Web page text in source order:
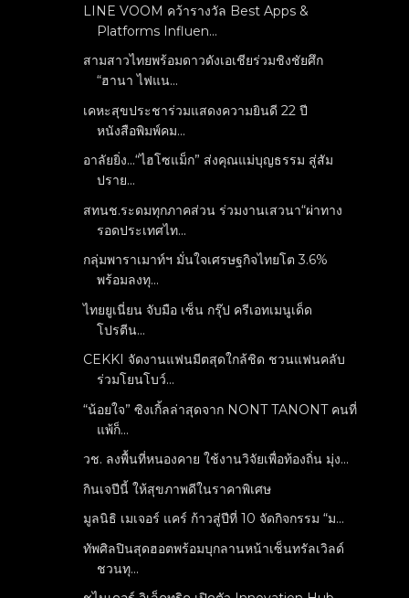
LINE VOOM คว้ารางวัล Best Apps &
Platforms Influen...
สามสาวไทยพร้อมดาวดังเอเชียร่วมชิงชัยศึก
“ฮานา ไฟแน...
เคหะสุขประชาร่วมแสดงความยินดี 22 ปี
หนังสือพิมพ์คม...
อาลัยยิ่ง...“ไฮโซแม็ก” ส่งคุณแม่บุญธรรม สู่สัม
ปราย...
สทนช.ระดมทุกภาคส่วน ร่วมงานเสวนา“ผ่าทาง
รอดประเทศไท...
กลุ่มพาราเมาท์ฯ มั่นใจเศรษฐกิจไทยโต 3.6%
พร้อมลงทุ...
ไทยยูเนี่ยน จับมือ เซ็น กรุ๊ป ครีเอทเมนูเด็ด
โปรตีน...
CEKKI จัดงานแฟนมีตสุดใกล้ชิด ชวนแฟนคลับ
ร่วมโยนโบว์...
“น้อยใจ” ซิงเกิ้ลล่าสุดจาก NONT TANONT คนที่
แพ้ก็...
วช. ลงพื้นที่หนองคาย ใช้งานวิจัยเพื่อท้องถิ่น มุ่ง...
กินเจปีนี้ ให้สุขภาพดีในราคาพิเศษ
มูลนิธิ เมเจอร์ แคร์ ก้าวสู่ปีที่ 10 จัดกิจกรรม “ม...
ทัพศิลปินสุดฮอตพร้อมบุกลานหน้าเซ็นทรัลเวิลด์
ชวนทุ...